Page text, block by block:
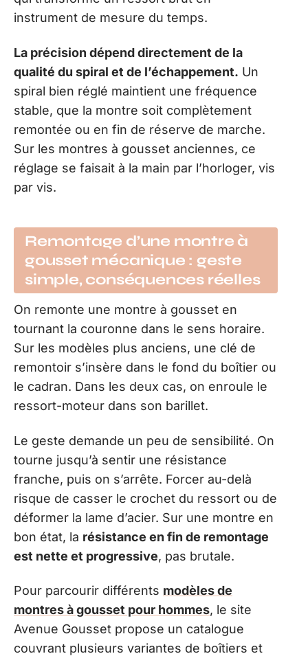
instrument de mesure du temps.
La précision dépend directement de la
qualité du spiral et de l’échappement. Un
spiral bien réglé maintient une fréquence
stable, que la montre soit complètement
remontée ou en fin de réserve de marche.
Sur les montres à gousset anciennes, ce
réglage se faisait à la main par l’horloger, vis
par vis.
Remontage d’une montre à
gousset mécanique : geste
simple, conséquences réelles
On remonte une montre à gousset en
tournant la couronne dans le sens horaire.
Sur les modèles plus anciens, une clé de
remontoir s’insère dans le fond du boîtier ou
le cadran. Dans les deux cas, on enroule le
ressort-moteur dans son barillet.
Le geste demande un peu de sensibilité. On
tourne jusqu’à sentir une résistance
franche, puis on s’arrête. Forcer au-delà
risque de casser le crochet du ressort ou de
déformer la lame d’acier. Sur une montre en
bon état, la résistance en fin de remontage
est nette et progressive, pas brutale.
Pour parcourir différents modèles de
montres à gousset pour hommes, le site
Avenue Gousset propose un catalogue
couvrant plusieurs variantes de boîtiers et